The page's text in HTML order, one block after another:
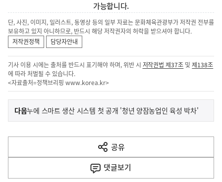
가능합니다.
단, 사진, 이미지, 일러스트, 동영상 등의 일부 자료는 문화체육관광부가 저작권 전부를
보유하고 있지 아니하므로, 반드시 해당 저작권자의 허락을 받으셔야 합니다.
저작권정책
담당자안내
기사 이용 시에는 출처를 반드시 표기해야 하며, 위반 시 저작권법 제37조 및제138조
에 따라 처벌될 수 있습니다.
<자료출처=정책브리핑 www.korea.kr>
이
전
다
음
다음기
사
누에 스마트 생산 시스템 첫 공개 '청년 양잠농업인 육성 박차'
공유
열
기
댓글보기